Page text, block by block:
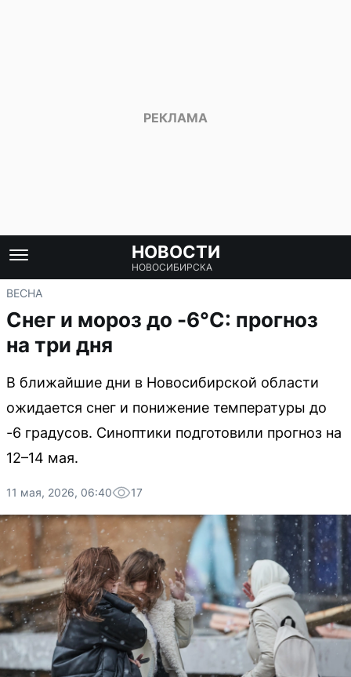
НОВОСТИ
НОВОСИБИРСКА
ВЕСНА
Снег и мороз до -6°C: прогноз
на три дня
В ближайшие дни в Новосибирской области
ожидается снег и понижение температуры до
-6 градусов. Синоптики подготовили прогноз на
12–14 мая.
11 мая, 2026, 06:40 17